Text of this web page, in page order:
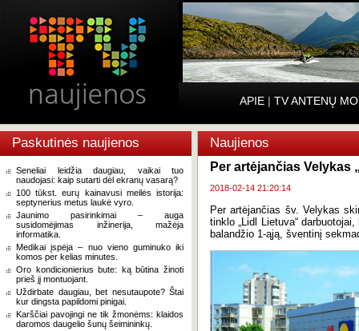
APIE | TV ANTENŲ
Paskutinės naujienos
Seneliai leidžia daugiau, vaikai tuo
naudojasi: kaip sutarti dėl ekranų vasarą?
100 tūkst. eurų kainavusi meilės istorija:
septynerius metus laukė vyro.
Jaunimo pasirinkimai – auga
susidomėjimas inžinerija, mažėja
informatika.
Medikai įspėja – nuo vieno guminuko iki
komos per kelias minutes.
Oro kondicionierius bute: ką būtina žinoti
prieš jį montuojant.
Uždirbate daugiau, bet nesutaupote? Štai
kur dingsta papildomi pinigai.
Karščiai pavojingi ne tik žmonėms: klaidos
daromos daugelio šunų šeimininkų.
Naujienos
Per artėjančias
2018-02-14 21:20:14
Per artėjančias šv. Velykas
tinklo „Lidl Lietuva“
balandžio 1-ąją, šventinį